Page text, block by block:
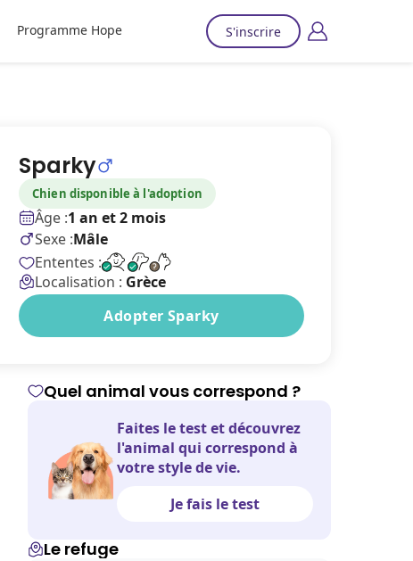
Programme Hope S'inscrire
Sparky
Chien disponible à l'adoption
Âge :1 an et 2 mois
Sexe :Mâle
Ententes :
Localisation : Grèce
Adopter Sparky
Quel animal vous correspond ?
Faites le test et découvrez
l'animal qui correspond à
votre style de vie.
Je fais le test
Le refuge